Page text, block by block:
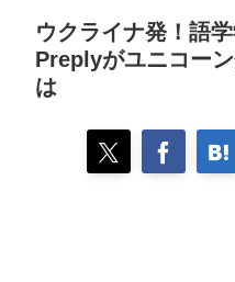
ウクライナ発！語
Preplyがユニコー
は